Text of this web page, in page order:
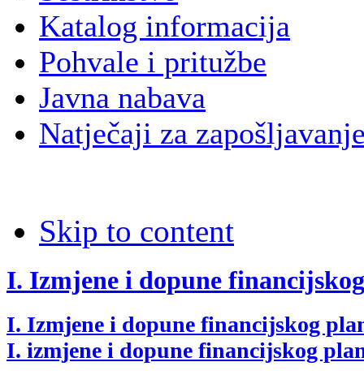
Katalog informacija
Pohvale i pritužbe
Javna nabava
Natječaji za
Skip to content
I. Izmjene i dopune
I. Izmjene i dopune financijskog
I. izmjene i dopune financijskog